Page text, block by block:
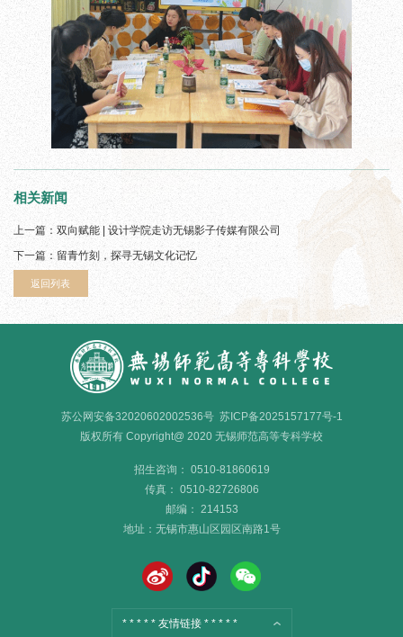
相关新闻
上一篇： 双向赋能 | 设计学院走访无锡影子传媒有限公司
下一篇： 留青竹刻，探寻无锡文化记忆
返回列表
苏公网安备32020602002536号 苏ICP备2025157177号-1
版权所有 Copyright@ 2020 无锡师范高等专科学校
招生咨询： 0510-81860619
传真： 0510-82726806
邮编： 214153
地址： 无锡市惠山区园区南路1 号
* * * * * 友情链接 * * * * *